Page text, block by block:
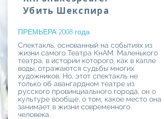
Убить Шекспира
ПРЕМЬЕРА 2008 года
Спектакль, основанный на событиях из
жизни самого Театра КнАМ. Маленького
театра, в истории которого, как в капле
воды, отражаются судьбы многих
художников. Но, этот спектакль не
только об авангардном театре из
русского провинциального города, он о
культуре вообще, о том, какое место она
занимает в жизни современного
человека.